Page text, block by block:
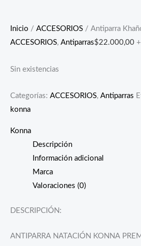
Inicio / ACCESORIOS / Antiparra
ACCESORIOS, Antiparras$22.000,00
Sin existencias
Categorías: ACCESORIOS, Antiparras
konna
Konna
Descripción
Información adicional
Marca
Valoraciones (0)
DESCRIPCIÓN:
ANTIPARRA NATACIÓN KONNA